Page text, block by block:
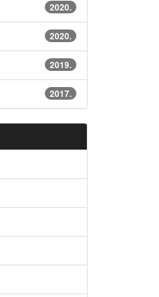
2020.
2020.
2019.
2017.